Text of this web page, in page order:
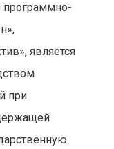
программно-
является
при